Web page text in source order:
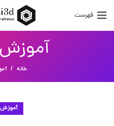
فهرست
آموزش
خانه
آموزش